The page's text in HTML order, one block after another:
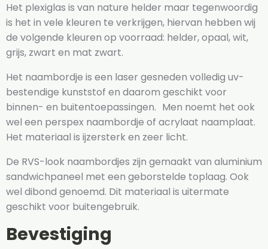
Het plexiglas is van nature helder maar tegenwoordig
is het in vele kleuren te verkrijgen, hiervan hebben wij
de volgende kleuren op voorraad: helder, opaal, wit,
grijs, zwart en mat zwart.
Het naambordje is een laser gesneden volledig uv-
bestendige kunststof en daarom geschikt voor
binnen- en buitentoepassingen. Men noemt het ook
wel een perspex naambordje of acrylaat naamplaat.
Het materiaal is ijzersterk en zeer licht.
De RVS-look naambordjes zijn gemaakt van aluminium
sandwichpaneel met een geborstelde toplaag. Ook
wel dibond genoemd. Dit materiaal is uitermate
geschikt voor buitengebruik.
Bevestiging